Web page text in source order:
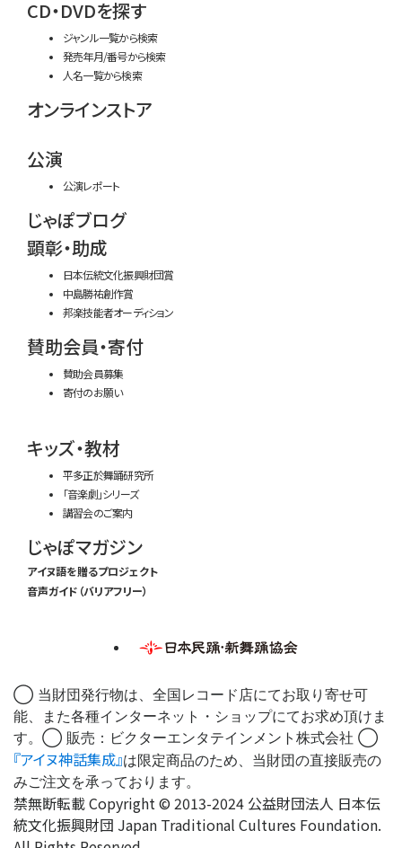
CD・DVDを探す
ジャンル一覧から検索
発売年月/番号から検索
人名一覧から検索
オンラインストア
公演
公演レポート
じゃぽブログ
顕彰・助成
日本伝統文化振興財団賞
中島勝祐創作賞
邦楽技能者オーディション
賛助会員・寄付
賛助会員募集
寄付のお願い
キッズ・教材
平多正於舞踊研究所
「音楽劇」シリーズ
講習会のご案内
じゃぽマガジン
アイヌ語を贈るプロジェクト
音声ガイド（バリアフリー）
◯ 当財団発行物は、全国レコード店にてお取り寄せ可
能、また各種インターネット・ショップにてお求め頂けま
す。◯ 販売：ビクターエンタテインメント株式会社 ◯
『アイヌ神話集成』は限定商品のため、当財団の直接販売の
みご注文を承っております。
禁無断転載 Copyright © 2013-2024 公益財団法人 日本伝
統文化振興財団 Japan Traditional Cultures Foundation.